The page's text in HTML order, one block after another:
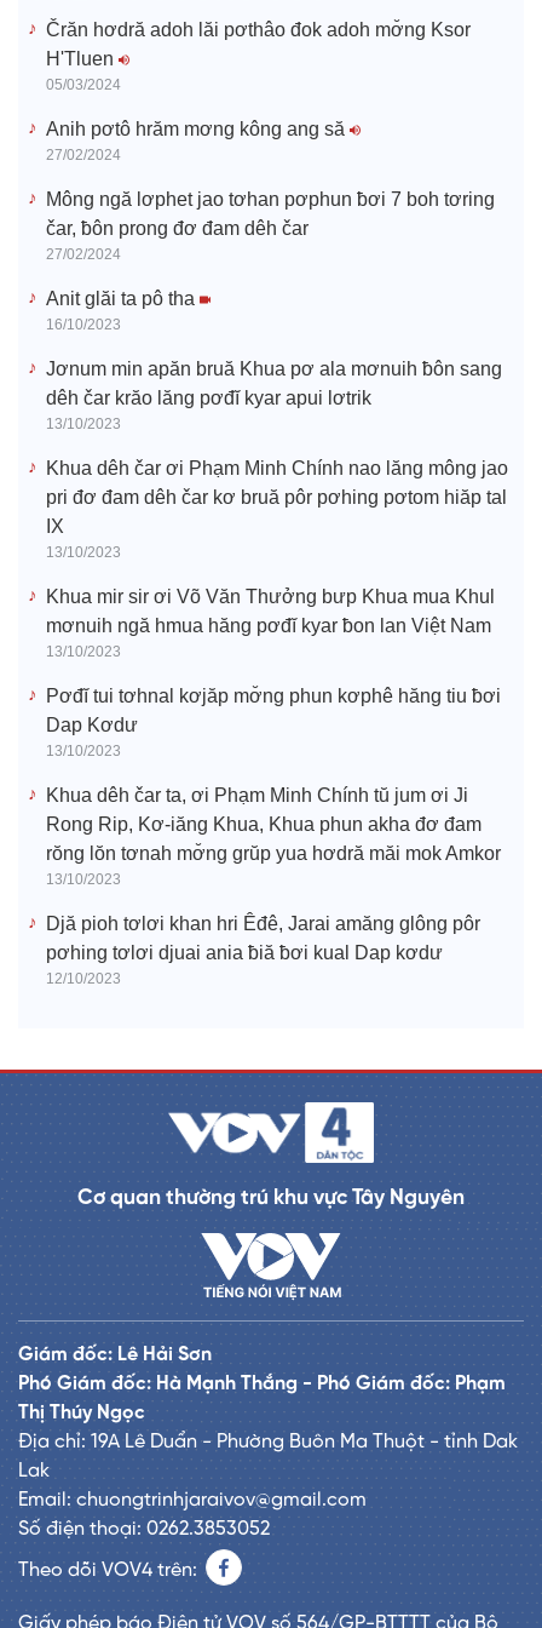
e
Črăn hơdră adoh lăi pơthâo đok adoh mơ̆ng Ksor
H'Tluen
05/03/2024
Anih pơtô hrăm mơng kông ang să
27/02/2024
Mông ngă lơphet jao tơhan pơphun ƀơi 7 boh tơring
čar, ƀôn prong đơ đam dêh čar
27/02/2024
Anit glăi ta pô tha
16/10/2023
Jơnum min apăn bruă Khua pơ ala mơnuih ƀôn sang
dêh čar krăo lăng pơđĭ kyar apui lơtrik
13/10/2023
Khua dêh čar ơi Phạm Minh Chính nao lăng mông jao
pri đơ đam dêh čar kơ bruă pôr pơhing pơtom hiăp tal
IX
13/10/2023
Khua mir sir ơi Võ Văn Thưởng bưp Khua mua Khul
mơnuih ngă hmua hăng pơđĭ kyar ƀon lan Việt Nam
13/10/2023
Pơđĭ tui tơhnal kơjăp mơ̆ng phun kơphê hăng tiu ƀơi
Dap Kơdư
13/10/2023
Khua dêh čar ta, ơi Phạm Minh Chính tŭ jum ơi Ji
Rong Rip, Kơ-iăng Khua, Khua phun akha đơ đam
rŏng lŏn tơnah mơ̆ng grŭp yua hơdră măi mok Amkor
13/10/2023
Djă pioh tơlơi khan hri Êđê, Jarai amăng glông pôr
pơhing tơlơi djuai ania ƀiă ƀơi kual Dap kơdư
12/10/2023
Cơ quan thường trú khu vực Tây Nguyên
Giám đốc: Lê Hải Sơn
Phó Giám đốc: Hà Mạnh Thắng - Phó Giám đốc: Phạm
Thị Thúy Ngọc
Địa chỉ: 19A Lê Duẩn - Phường Buôn Ma Thuột - tỉnh Dak
Lak
Email: chuongtrinhjaraivov@gmail.com
Số điện thoại: 0262.3853052
Theo dõi VOV4 trên:
Giấy phép báo Điện tử VOV số 564/GP-BTTTT của Bộ